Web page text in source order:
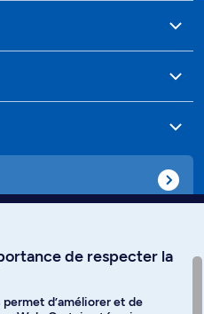
de respecter la
d’améliorer et de